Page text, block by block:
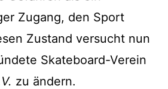
Zugang, den Sport
Zustand versucht nun
Skateboard-Verein
zu ändern.